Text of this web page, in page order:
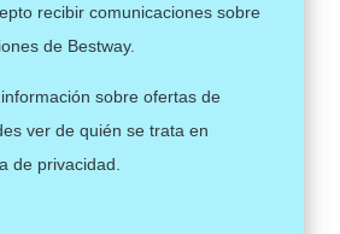
recibir comunicaciones sobre
de Bestway.
sobre ofertas de
ver de quién se trata en
de privacidad.